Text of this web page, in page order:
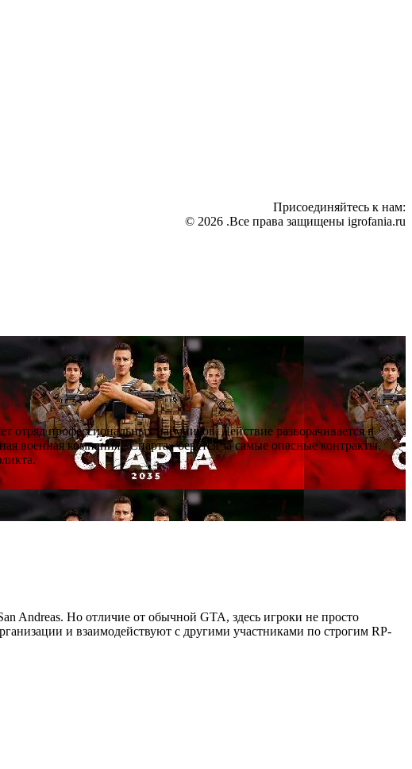
Присоединяйтесь к нам:
© 2026 .Все права защищены igrofania.ru
отряд профессиональных наёмников. Действие разворачивается в
военная компания «Спарта» берётся за самые опасные контракты.
Andreas. Но отличие от обычной GTA, здесь игроки не просто
и взаимодействуют с другими участниками по строгим RP-